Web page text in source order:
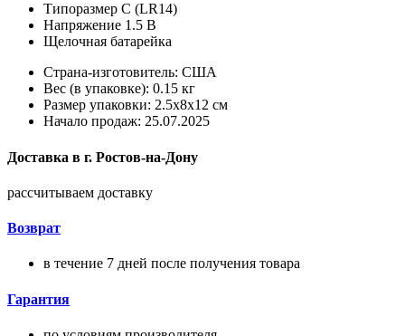
Типоразмер C (LR14)
Напряжение 1.5 В
Щелочная батарейка
Страна-изготовитель: США
Вес (в упаковке): 0.15 кг
Размер упаковки: 2.5x8x12 см
Начало продаж: 25.07.2025
Доставка в г. Ростов-на-Дону
рассчитываем доставку
Возврат
в течение 7 дней после получения товара
Гарантия